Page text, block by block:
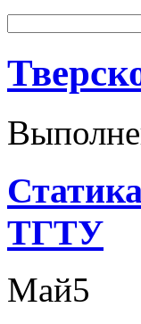
ТГТУ
Май5